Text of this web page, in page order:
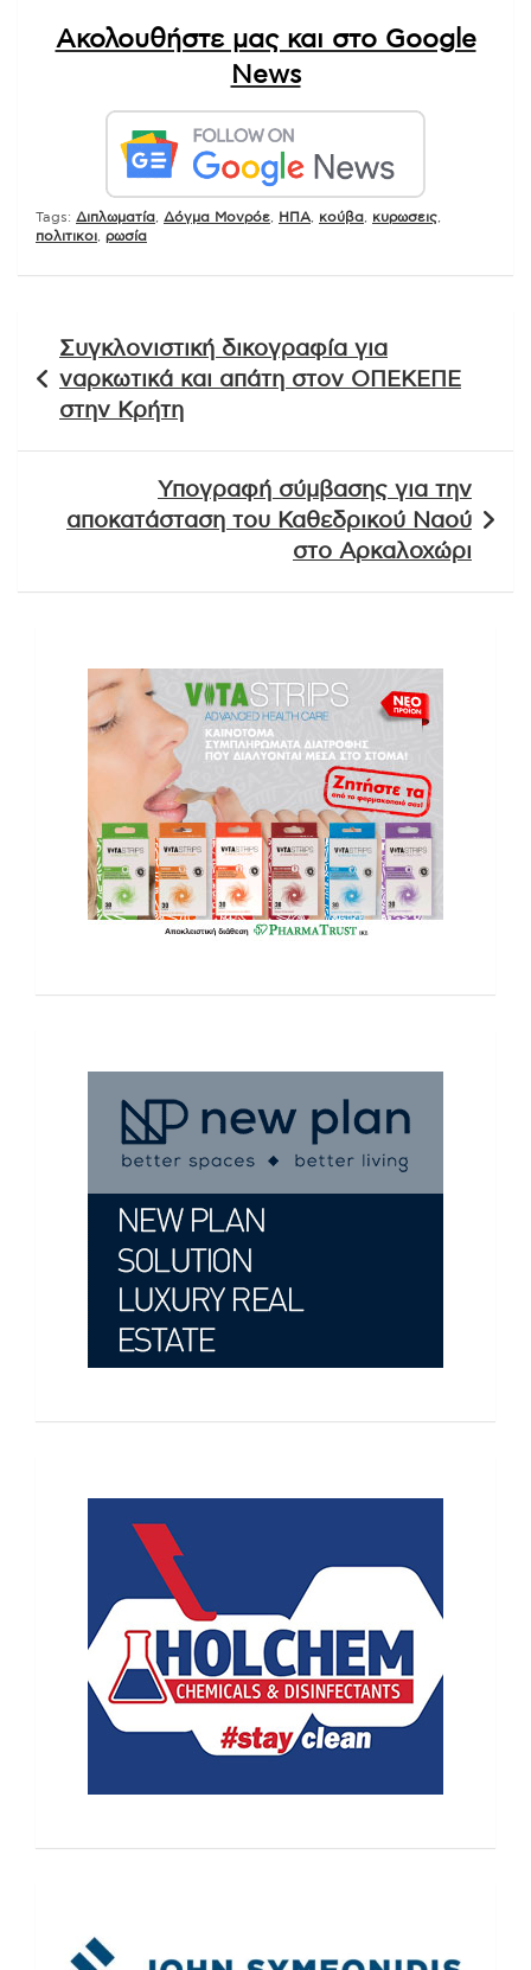
Ακολουθήστε μας και στο Google
News
Tags: Διπλωματία Δόγμα Μονρόε ΗΠΑ κούβα κυρωσεις
πολιτικοι ρωσία
άρθρων
Συγκλονιστική δικογραφία για
ναρκωτικά και απάτη στον ΟΠΕΚΕΠΕ
στην Κρήτη
Υπογραφή σύμβασης για την
αποκατάσταση του Καθεδρικού Ναού
στο Αρκαλοχώρι